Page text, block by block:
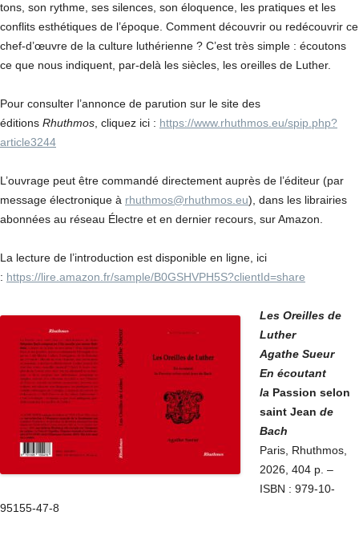
tons, son rythme, ses silences, son éloquence, les pratiques et les
conflits esthétiques de l’époque. Comment découvrir ou redécouvrir ce
chef-d’œuvre de la culture luthérienne ? C’est très simple : écoutons
ce que nous indiquent, par-delà les siècles, les oreilles de Luther.
Pour consulter l’annonce de parution sur le site des
éditions Rhuthmos , cliquez ici : https://www.rhuthmos.eu/spip.php?
article3244
L’ouvrage peut être commandé directement auprès de l’éditeur (par
message électronique à rhuthmos@rhuthmos.eu), dans les librairies
abonnées au réseau Électre et en dernier recours, sur Amazon.
La lecture de l’introduction est disponible en ligne, ici
: https://lire.amazon.fr/sample/B0GSHVPH5S?clientId=share
Les Oreilles de
Luther
Agathe Sueur
En écoutant
la Passion selon
saint Jean de
Bach
Paris, Rhuthmos,
2026, 404 p. –
ISBN : 979-10-
95155-47-8